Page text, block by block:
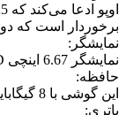
برخوردار است که
نمایشگر:
نمایشگر 6.67 اینچی HD+ با نرخ نوسازی 90 هرتز و حداکثر روشنایی 1000 نیت، تجربه‌ای روان و واضح را در محیط‌های مختلف ارائه می‌دهد.
حافظه:
این گوشی با 8 گیگابایت رم LPDDR4x و 256 گیگابایت حافظه داخلی UFS 2.1 عرضه می‌شود که برای یک دستگاه اقتصادی، مقادیر مناسبی محسوب می‌شوند.
باتری: